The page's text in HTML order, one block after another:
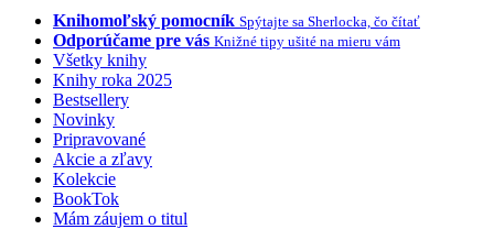
Knihomoľský pomocník Spýtajte sa Sherlocka, čo čítať
Odporúčame pre vás Knižné tipy ušité na mieru vám
Všetky knihy
Knihy roka 2025
Bestsellery
Novinky
Pripravované
Akcie a zľavy
Kolekcie
BookTok
Mám záujem o titul